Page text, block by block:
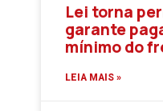
Lei torna
garante
mínimo do
LEIA MAIS »